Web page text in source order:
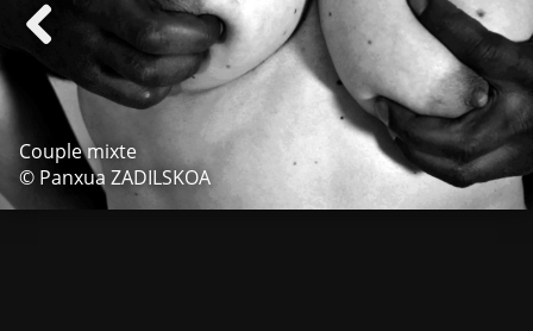
Couple mixte
© Panxua ZADILSKOA